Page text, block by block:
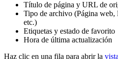
Título de página y URL de
Tipo de archivo (Página
etc.)
Etiquetas y estado de favorito
Hora de última actualización
Haz clic en una fila para abrir la